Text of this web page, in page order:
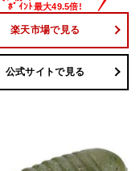
楽天市場で見る
公式サイトで見る